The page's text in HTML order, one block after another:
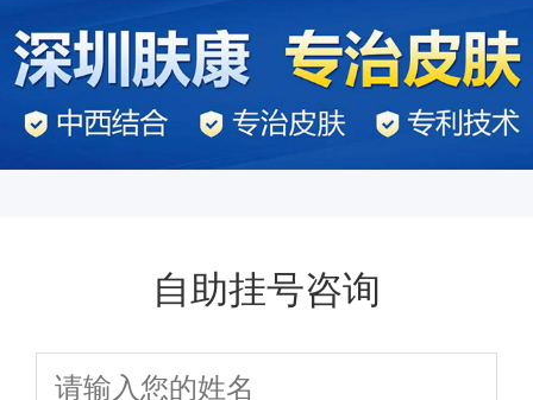
自助挂号咨询